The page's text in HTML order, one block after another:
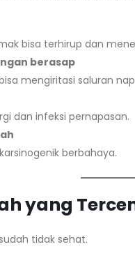
bisa terhirup dan
berasap
mengiritasi saluran
dan infeksi pernapasan.
berbahaya.
yang
tidak sehat.